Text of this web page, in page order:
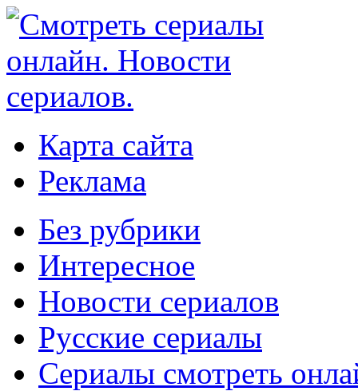
Карта сайта
Реклама
Без рубрики
Интересное
Новости сериалов
Русские сериалы
Сериалы смотреть